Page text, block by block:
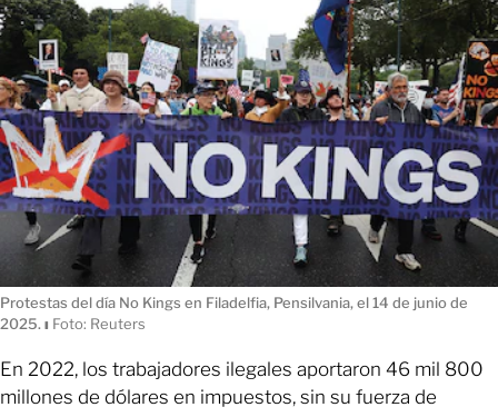
Protestas del día No Kings en Filadelfia, Pensilvania, el 14 de junio de
2025. ı Foto: Reuters
En 2022, los trabajadores ilegales aportaron 46 mil 800
millones de dólares en impuestos, sin su fuerza de